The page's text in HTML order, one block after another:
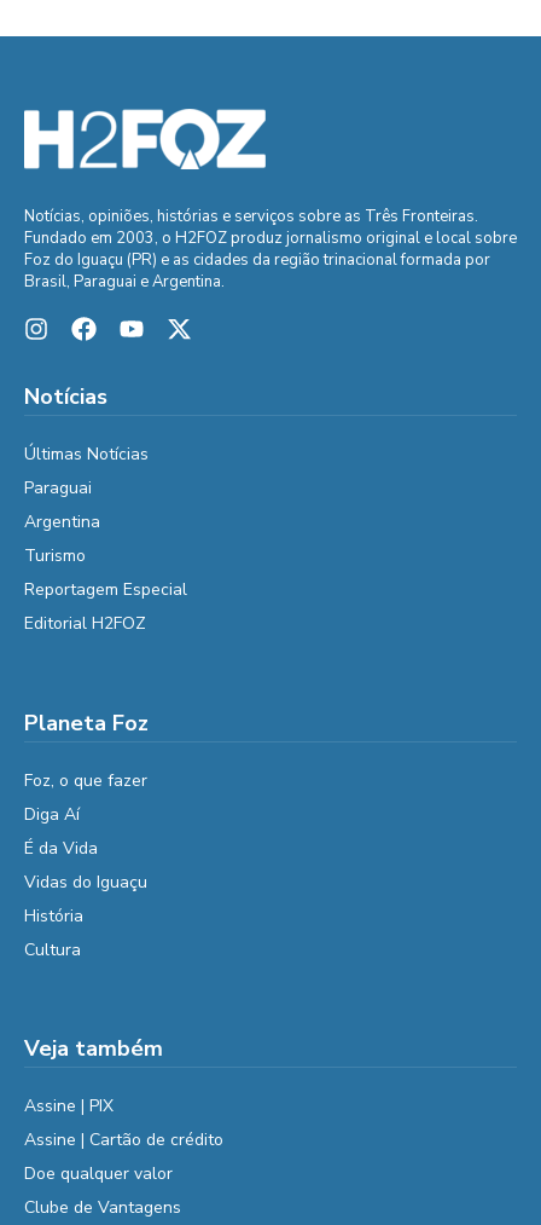
Notícias, opiniões, histórias e serviços sobre as Três Fronteiras.
Fundado em 2003, o H2FOZ produz jornalismo original e local sobre
Foz do Iguaçu (PR) e as cidades da região trinacional formada por
Brasil, Paraguai e Argentina.
Notícias
Últimas Notícias
Paraguai
Argentina
Turismo
Reportagem Especial
Editorial H2FOZ
Planeta Foz
Foz, o que fazer
Diga Aí
É da Vida
Vidas do Iguaçu
História
Cultura
Veja também
Assine | PIX
Assine | Cartão de crédito
Doe qualquer valor
Clube de Vantagens